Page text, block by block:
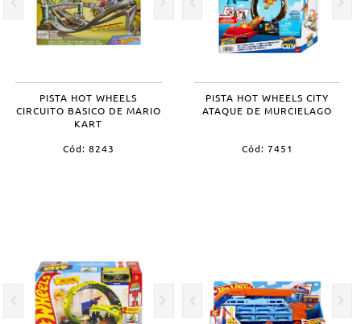
PISTA HOT WHEELS
CIRCUITO BASICO DE MARIO
KART
Cód: 8243
PISTA HOT WHEELS CITY
ATAQUE DE MURCIELAGO
Cód: 7451